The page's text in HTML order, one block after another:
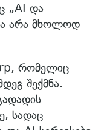
„AI და
არა მხოლოდ
რომელიც
შექმნა.
სადაც